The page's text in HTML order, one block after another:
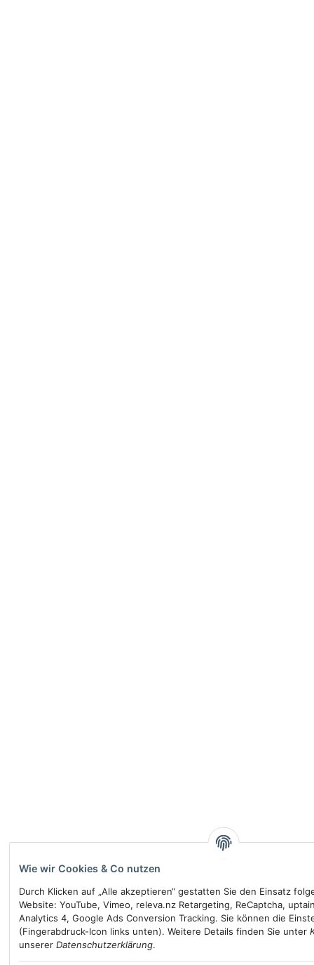
Wie wir Cookies & Co nutzen
Durch Klicken auf „Alle akzeptieren“ gestatten Sie den Einsatz
Website: YouTube, Vimeo, releva.nz Retargeting, ReCaptcha,
Analytics 4, Google Ads Conversion Tracking. Sie können die
(Fingerabdruck-Icon links unten). Weitere Details finden Sie unter
unserer Datenschutzerklärung.